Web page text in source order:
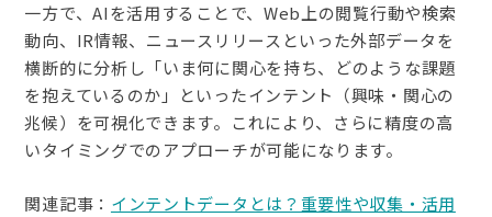
一方で、AIを活用することで、Web上の閲覧行動や検索
動向、IR情報、ニュースリリースといった外部データを
横断的に分析し「いま何に関心を持ち、どのような課題
を抱えているのか」といったインテント（興味・関心の
兆候）を可視化できます。これにより、さらに精度の高
いタイミングでのアプローチが可能になります。
関連記事： インテントデータとは？重要性や収集・活用